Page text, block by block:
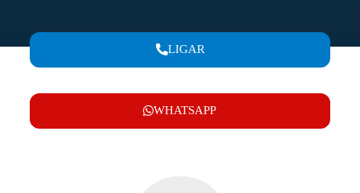
LIGAR
WHATSAPP